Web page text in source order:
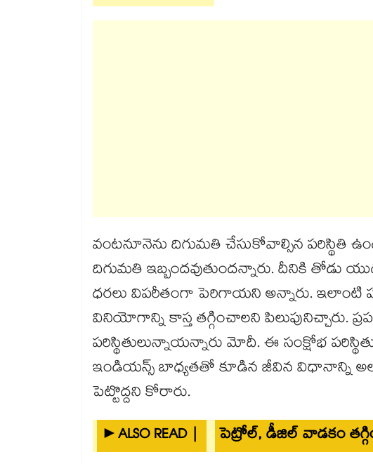
వంటనూనెను దిగుమతి చేసుకోవాల్సిన
దిగుమతి ఇబ్బందవుతుందన్నారు. దీనికి తోడు
ధరలు విపరీతంగా పెరిగాయని అన్నారు. ఇలాంటి
వినియోగాన్ని కాస్త తగ్గించాలని పిలుపునిచ్చారు.
పరిస్థితులున్నాయన్నారు మోదీ. ఈ సంక్షోభ
ఇండియన్స్ బాధ్యతతో కూడిన జీవిన విధానాన్ని
పెట్టొద్దని కోరారు.
►ALSO READ |
పెట్రోల్, డీజిల్ వాడకం